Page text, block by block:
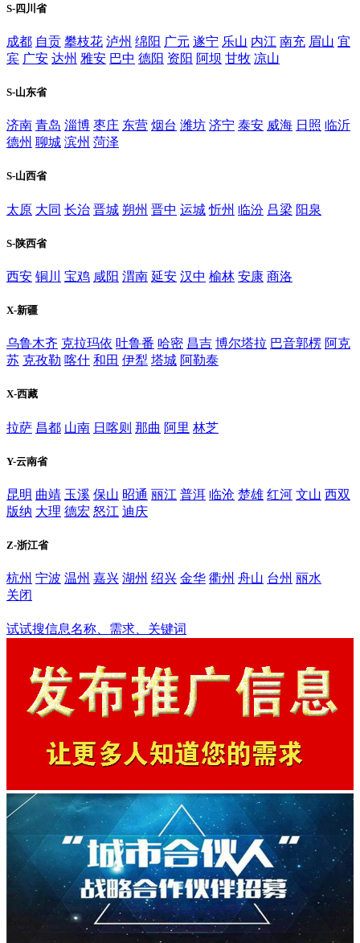
S-四川省
成都 自贡 攀枝花 泸州 绵阳 广元 遂宁 乐山 内江 南充 眉山 宜
宾 广安 达州 雅安 巴中 德阳 资阳 阿坝 甘牧 凉山
S-山东省
济南 青岛 淄博 枣庄 东营 烟台 潍坊 济宁 泰安 威海 日照 临沂
德州 聊城 滨州 菏泽
S-山西省
太原 大同 长治 晋城 朔州 晋中 运城 忻州 临汾 吕梁 阳泉
S-陕西省
西安 铜川 宝鸡 咸阳 渭南 延安 汉中 榆林 安康 商洛
X-新疆
乌鲁木齐 克拉玛依 吐鲁番 哈密 昌吉 博尔塔拉 巴音郭楞 阿克
苏 克孜勒 喀什 和田 伊犁 塔城 阿勒泰
X-西藏
拉萨 昌都 山南 日喀则 那曲 阿里 林芝
Y-云南省
昆明 曲靖 玉溪 保山 昭通 丽江 普洱 临沧 楚雄 红河 文山 西双
版纳 大理 德宏 怒江 迪庆
Z-浙江省
杭州 宁波 温州 嘉兴 湖州 绍兴 金华 衢州 舟山 台州 丽水
关闭
试试搜信息名称、需求、关键词